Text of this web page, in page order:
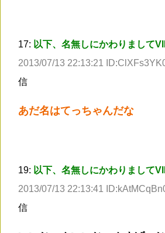
17: 以下、名無しにかわりまして
2013/07/13 22:13:21
信
あだ名はてっちゃんだな
19: 以下、名無しにかわりまして
2013/07/13 22:13:41
信